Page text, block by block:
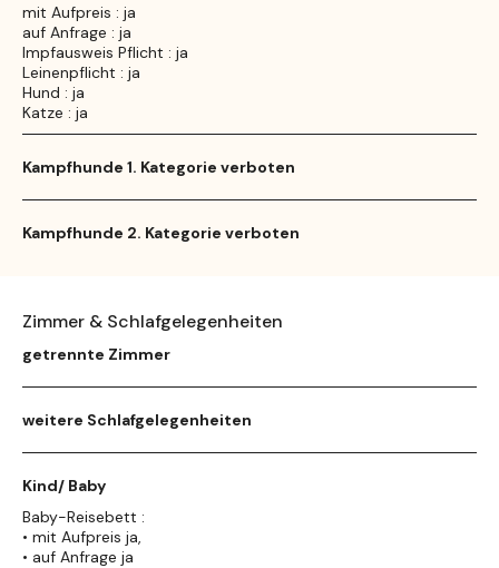
mit Aufpreis : ja
auf Anfrage : ja
Impfausweis Pflicht : ja
Leinenpflicht : ja
Hund : ja
Katze : ja
Kampfhunde 1. Kategorie verboten
Kampfhunde 2. Kategorie verboten
Zimmer & Schlafgelegenheiten
getrennte Zimmer
weitere Schlafgelegenheiten
Kind/ Baby
Baby-Reisebett :
• mit Aufpreis ja,
• auf Anfrage ja